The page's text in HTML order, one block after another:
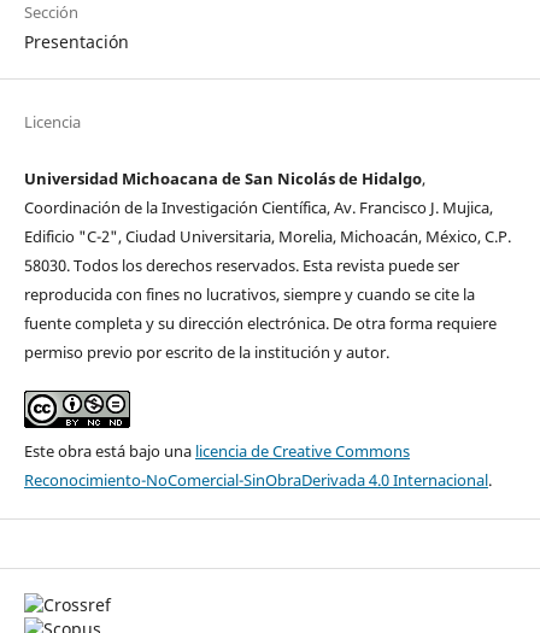
Sección
Presentación
Licencia
Universidad Michoacana de San Nicolás de Hidalgo,
Coordinación de la Investigación Cientí­fica, Av. Francisco J. Mujica,
Edificio "C-2", Ciudad Universitaria, Morelia, Michoacán, México, C.P.
58030. Todos los derechos reservados. Esta revista puede ser
reproducida con fines no lucrativos, siempre y cuando se cite la
fuente completa y su dirección electrónica. De otra forma requiere
permiso previo por escrito de la institución y autor.
Este obra está bajo una licencia de Creative Commons
Reconocimiento-NoComercial-SinObraDerivada 4.0 Internacional.